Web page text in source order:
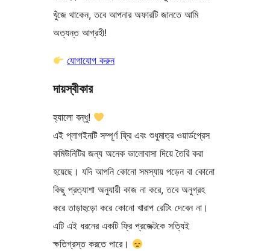
খুঁজে থাকেন, তবে আপনার অফারটি জানতে আমি
অত্যন্ত আগ্রহী!
যোগাযোগ করুন
দায়স্বীকার
হ্যালো বন্ধু!
এই প্লাগইনটি সম্পূর্ণ ফ্রি এবং শুধুমাত্র ওয়ার্ডপ্রেস
কমিউনিটির জন্য অনেক ভালোবাসা দিয়ে তৈরি করা
হয়েছে। যদি আপনি কোনো সমস্যায় পড়েন বা কোনো
কিছু প্রত্যাশা অনুযায়ী কাজ না করে, তবে অনুগ্রহ
করে তাড়াহুড়ো করে কোনো খারাপ রেটিং দেবেন না।
এটি এই ধরনের একটি ফ্রি প্রজেক্টকে সত্যিই
ক্ষতিগ্রস্ত করতে পারে।